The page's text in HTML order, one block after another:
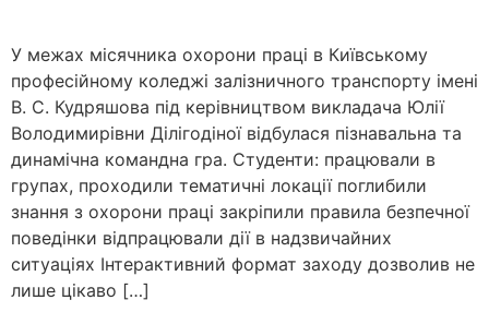
У межах місячника охорони праці в Київському
професійному коледжі залізничного транспорту імені
В. С. Кудряшова під керівництвом викладача Юлії
Володимирівни Ділігодіної відбулася пізнавальна та
динамічна командна гра. Студенти: працювали в
групах, проходили тематичні локації поглибили
знання з охорони праці закріпили правила безпечної
поведінки відпрацювали дії в надзвичайних
ситуаціях Інтерактивний формат заходу дозволив не
лише цікаво […]